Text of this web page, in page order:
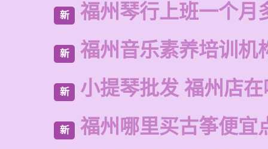
新 福州琴行上班一个月
新 福州音乐素养培训机
新 小提琴批发 福州店
新 福州哪里买古筝便宜